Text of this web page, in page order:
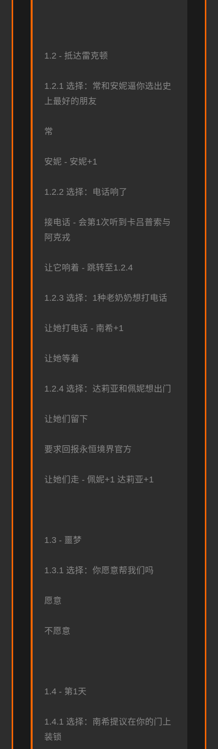
1.2 - 抵达雷克顿
1.2.1 选择：常和安妮逼你选出史
上最好的朋友
常
安妮 - 安妮+1
1.2.2 选择：电话响了
接电话 - 会第1次听到卡吕普索与
阿克戎
让它响着 - 跳转至1.2.4
1.2.3 选择：1种老奶奶想打电话
让她打电话 - 南希+1
让她等着
1.2.4 选择：达莉亚和佩妮想出门
让她们留下
要求回报永恒境界官方
让她们走 - 佩妮+1 达莉亚+1
1.3 - 噩梦
1.3.1 选择：你愿意帮我们吗
愿意
不愿意
1.4 - 第1天
1.4.1 选择：南希提议在你的门上
装锁